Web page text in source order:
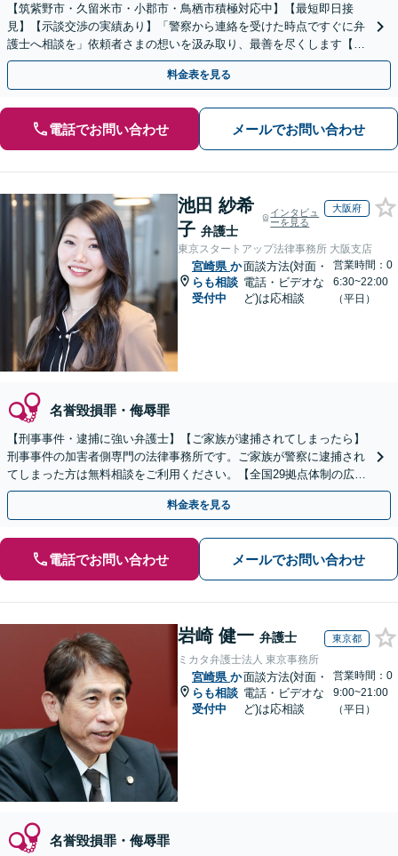
【筑紫野市・久留米市・小郡市・鳥栖市積極対応中】【最短即日接
見】【示談交渉の実績あり】「警察から連絡を受けた時点ですぐに弁
護士へ相談を」依頼者さまの想いを汲み取り、最善を尽くします【守
秘義務厳守】【土日祝・夜間相談可】
料金表を見る
電話でお問い合わせ メールでお問い合わせ
池田 紗希
子 弁護士
インタビュ
ーを見る
大阪府
東京スタートアップ法律事務所 大阪支店
宮崎県 か
らも相談
受付中
面談方法(対面・
電話・ビデオな
ど)は応相談
営業時間：0
6:30~22:00
（平日）
名誉毀損罪・侮辱罪
【刑事事件・逮捕に強い弁護士】【ご家族が逮捕されてしまったら】
刑事事件の加害者側専門の法律事務所です。ご家族が警察に逮捕され
てしまった方は無料相談をご利用ください。【全国29拠点体制の広域
対応】【弁護士待機中/当日中の電話相談可(予約制)】
料金表を見る
電話でお問い合わせ メールでお問い合わせ
岩崎 健一 弁護士 東京都
ミカタ弁護士法人 東京事務所
宮崎県 か
らも相談
受付中
面談方法(対面・
電話・ビデオな
ど)は応相談
営業時間：0
9:00~21:00
（平日）
名誉毀損罪・侮辱罪